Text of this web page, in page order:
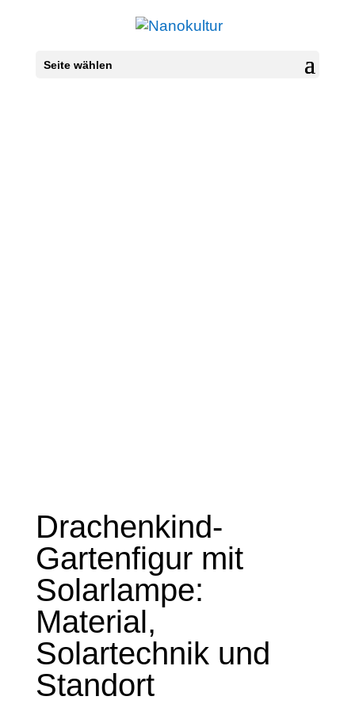
Seite wählen
Drachenkind-
Gartenfigur mit
Solarlampe:
Material,
Solartechnik und
Standort